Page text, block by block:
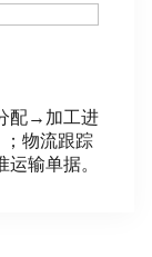
配→加工进
物流跟踪
输单据。